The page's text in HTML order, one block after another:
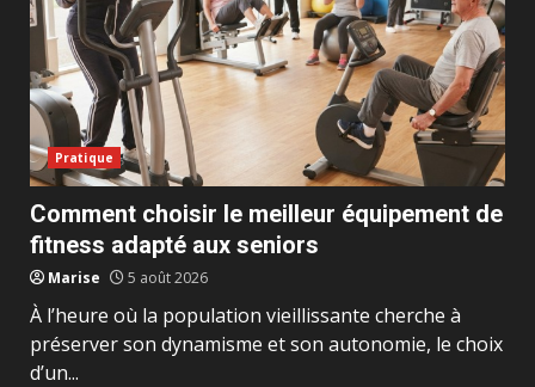
Pratique
Comment choisir le meilleur équipement de
fitness adapté aux seniors
Marise 5 août 2026
À l’heure où la population vieillissante cherche à
préserver son dynamisme et son autonomie, le choix
d’un...